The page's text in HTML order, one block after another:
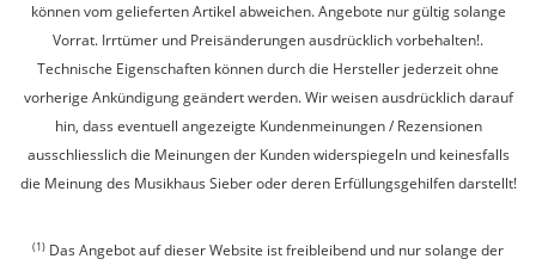
können vom gelieferten Artikel abweichen. Angebote nur gültig solange
Vorrat. Irrtümer und Preisänderungen ausdrücklich vorbehalten!.
Technische Eigenschaften können durch die Hersteller jederzeit ohne
vorherige Ankündigung geändert werden. Wir weisen ausdrücklich darauf
hin, dass eventuell angezeigte Kundenmeinungen / Rezensionen
ausschliesslich die Meinungen der Kunden widerspiegeln und keinesfalls
die Meinung des Musikhaus Sieber oder deren Erfüllungsgehilfen darstellt!
(1) Das Angebot auf dieser Website ist freibleibend und nur solange der